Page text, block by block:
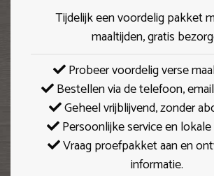
Tijdelijk een voordelig pakket
maaltijden, gratis
Probeer voordelig verse
Bestellen via de telefoon,
Geheel vrijblijvend, zonder
Persoonlijke service en
Vraag proefpakket aan en
informatie.